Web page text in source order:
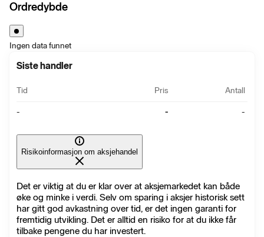
Ordredybde
Ingen data funnet
Siste handler
Tid Pris Antall
- - -
Risikoinformasjon om aksjehandel
Det er viktig at du er klar over at aksjemarkedet kan både
øke og minke i verdi. Selv om sparing i aksjer historisk sett
har gitt god avkastning over tid, er det ingen garanti for
fremtidig utvikling. Det er alltid en risiko for at du ikke får
tilbake pengene du har investert.